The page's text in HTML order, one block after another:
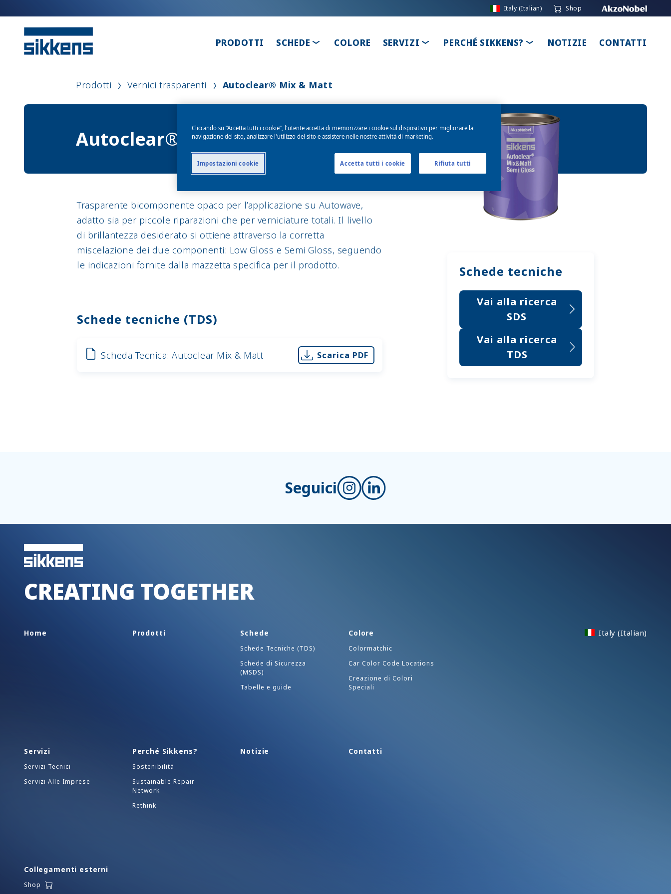
Italy (Italian) Shop
PRODOTTI SCHEDE TOGGLE DROPDOWN
COLORE SERVIZI TOGGLE DROPDOWN
PERCHÉ SIKKENS? TOGGLE DROPDOWN
NOTIZIE CONTATTI
Prodotti Vernici trasparenti Autoclear® Mix & Matt
Autoclear® Mix & Matt
Trasparente bicomponente opaco per l’applicazione su Autowave,
adatto sia per piccole riparazioni che per verniciature totali. Il livello
di brillantezza desiderato si ottiene attraverso la corretta
miscelazione dei due componenti: Low Gloss e Semi Gloss, seguendo
le indicazioni fornite dalla mazzetta specifica per il prodotto.
Schede tecniche (TDS)
Scheda Tecnica: Autoclear Mix & Matt Scarica PDF
Schede tecniche
Vai alla ricerca
SDS
Vai alla ricerca
TDS
Seguici
CREATING TOGETHER
Home Prodotti Schede
Schede Tecniche (TDS)
Schede di Sicurezza
(MSDS)
Tabelle e guide
Colore
Colormatchic
Car Color Code Locations
Creazione di Colori
Speciali
Servizi
Servizi Tecnici
Servizi Alle Imprese
Perché Sikkens?
Sostenibilità
Sustainable Repair
Network
Rethink
Notizie Contatti
Collegamenti esterni
Shop
Italy (Italian)
Cliccando su “Accetta tutti i cookie”, l'utente accetta di memorizzare i cookie sul dispositivo per migliorare la
navigazione del sito, analizzare l'utilizzo del sito e assistere nelle nostre attività di marketing.
Impostazioni cookie Rifiuta tutti
Accetta tutti i cookie